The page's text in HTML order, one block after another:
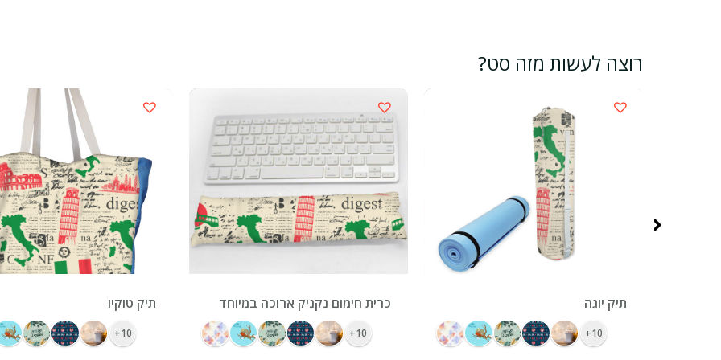
רוצה לעשות מזה סט?
תיק יוגה
10+
כרית חימום נקניק ארוכה במיוחד
10+
תיק טוקיו
10+
‹